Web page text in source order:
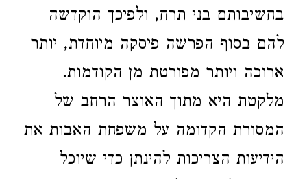
בחשיבותם בני תרח, ולפיכך הוקדשה
להם בסוף הפרשה פיסקה מיוחדת, יותר
ארוכה ויותר מפורטת מן הקודמות.
מלקטת היא מתוך האוצר הרחב של
המסורת הקדומה על משפחת האבות את
הידיעות הצריכות להינתן כדי שיוכל